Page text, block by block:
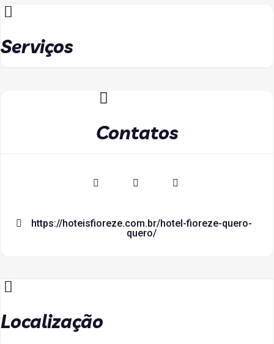
Serviços
Contatos
https://hoteisfioreze.com.br/hotel-fioreze-quero-
quero/
Localização